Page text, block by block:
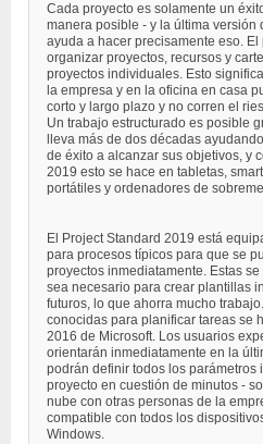
Cada proyecto es solamente un
manera posible - y la última versión
ayuda a hacer precisamente eso.
organizar proyectos, recursos y
proyectos individuales. Esto
la empresa y en la oficina en casa
corto y largo plazo y no corren el
Un trabajo estructurado es posible
lleva más de dos décadas
de éxito a alcanzar sus objetivos, y
2019 esto se hace en tabletas,
portátiles y ordenadores de
El Project Standard 2019 está
para procesos típicos para que se
proyectos inmediatamente. Estas
sea necesario para crear plantillas
futuros, lo que ahorra mucho
conocidas para planificar tareas se
2016 de Microsoft. Los usuarios
orientarán inmediatamente en la
podrán definir todos los parámetros
proyecto en cuestión de minutos -
nube con otras personas de la
compatible con todos los
Windows.